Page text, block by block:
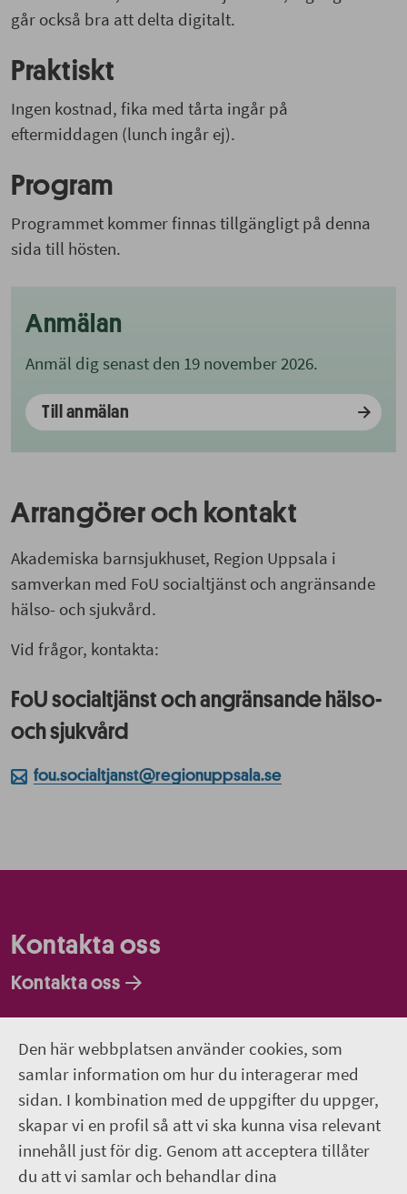
Den här webbplatsen använder cookies, som
samlar information om hur du interagerar med
sidan. I kombination med de uppgifter du uppger,
skapar vi en profil så att vi ska kunna visa relevant
innehåll just för dig. Genom att acceptera tillåter
du att vi samlar och behandlar dina
går också bra att delta digitalt.
Praktiskt
Ingen kostnad, fika med tårta ingår på
eftermiddagen (lunch ingår ej).
Program
Programmet kommer finnas tillgängligt på denna
sida till hösten.
Anmälan
Anmäl dig senast den 19 november 2026.
Till anmälan
Arrangörer och kontakt
Akademiska barnsjukhuset, Region Uppsala i
samverkan med FoU socialtjänst och angränsande
hälso- och sjukvård.
Vid frågor, kontakta:
FoU socialtjänst och angränsande hälso-
och sjukvård
fou.socialtjanst@regionuppsala.se
Kontakta oss
Kontakta oss
Om webbplatsen
018-611 00 00
region.uppsala@regionuppsala.se